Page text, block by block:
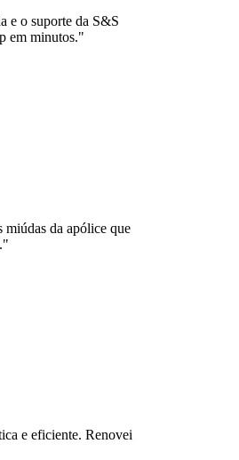
e o suporte da S&S
em minutos."
miúdas da apólice que
"
e eficiente. Renovei